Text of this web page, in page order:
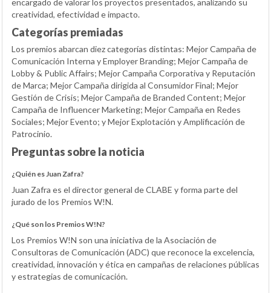
creatividad, efectividad e impacto.
Categorías premiadas
Los premios abarcan diez categorías distintas: Mejor Campaña de
Comunicación Interna y Employer Branding; Mejor Campaña de
Lobby & Public Affairs; Mejor Campaña Corporativa y Reputación
de Marca; Mejor Campaña dirigida al Consumidor Final; Mejor
Gestión de Crisis; Mejor Campaña de Branded Content; Mejor
Campaña de Influencer Marketing; Mejor Campaña en Redes
Sociales; Mejor Evento; y Mejor Explotación y Amplificación de
Patrocinio.
Preguntas sobre la noticia
¿Quién es Juan Zafra?
Juan Zafra es el director general de CLABE y forma parte del
jurado de los Premios W!N.
¿Qué son los Premios W!N?
Los Premios W!N son una iniciativa de la Asociación de
Consultoras de Comunicación (ADC) que reconoce la excelencia,
creatividad, innovación y ética en campañas de relaciones públicas
y estrategias de comunicación.